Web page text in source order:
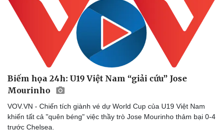
Biếm họa 24h: U19 Việt Nam “giải cứu” Jose
Mourinho
VOV.VN - Chiến tích giành vé dự World Cup của U19 Việt Nam
khiến tất cả "quên béng" việc thầy trò Jose Mourinho thảm bại 0-4
trước Chelsea.